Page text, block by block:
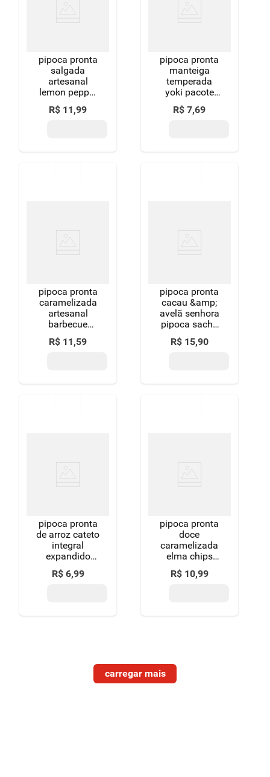
pipoca pronta
salgada
artesanal
lemon pepper
maispura
pacote 40g
R$ 11,99
pipoca pronta
manteiga
temperada
yoki pacote
58g
R$ 7,69
pipoca pronta
caramelizada
artesanal
barbecue
maispura
pacote 100g
R$ 11,59
pipoca pronta
cacau &amp;
avelã senhora
pipoca sachê
R$ 15,90
pipoca pronta
de arroz cateto
integral
expandido
com açúcar
mascavo e
R$ 6,99
pipoca pronta
doce
caramelizada
elma chips
cheetos
pacote 140g
R$ 10,99